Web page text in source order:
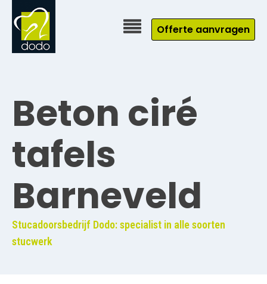
Offerte aanvragen
Beton ciré
tafels
Barneveld
Stucadoorsbedrijf Dodo: specialist in alle soorten
stucwerk